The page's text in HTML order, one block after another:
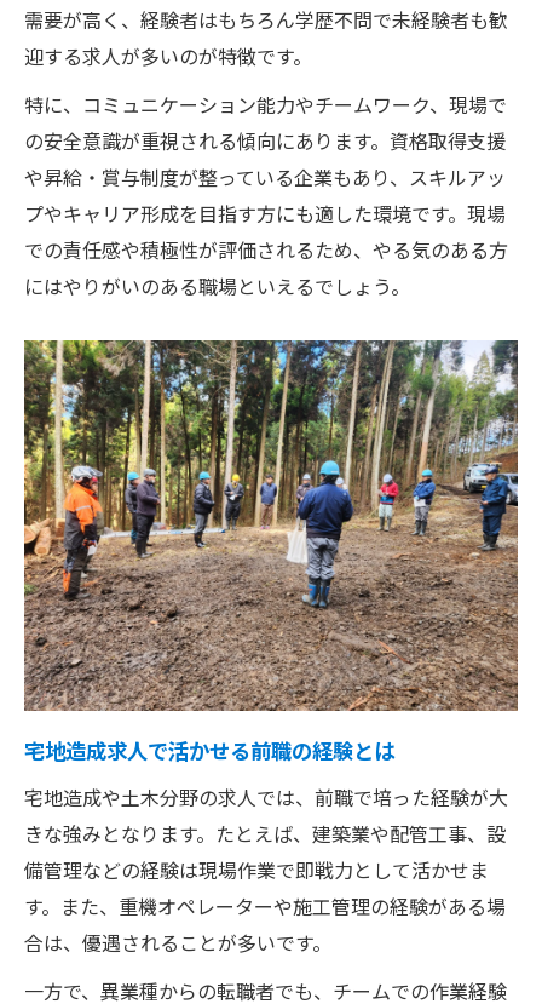
需要が高く、経験者はもちろん学歴不問で未経験者も歓
迎する求人が多いのが特徴です。
特に、コミュニケーション能力やチームワーク、現場で
の安全意識が重視される傾向にあります。資格取得支援
や昇給・賞与制度が整っている企業もあり、スキルアッ
プやキャリア形成を目指す方にも適した環境です。現場
での責任感や積極性が評価されるため、やる気のある方
にはやりがいのある職場といえるでしょう。
宅地造成求人で活かせる前職の経験とは
宅地造成や土木分野の求人では、前職で培った経験が大
きな強みとなります。たとえば、建築業や配管工事、設
備管理などの経験は現場作業で即戦力として活かせま
す。また、重機オペレーターや施工管理の経験がある場
合は、優遇されることが多いです。
一方で、異業種からの転職者でも、チームでの作業経験